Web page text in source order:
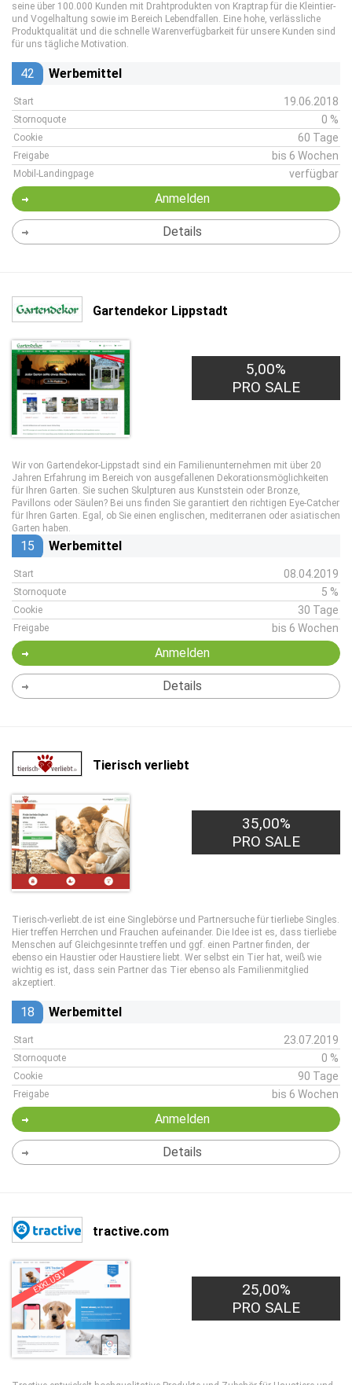
seine über 100.000 Kunden mit Drahtprodukten von Kraptrap für die Kleintier-
und Vogelhaltung sowie im Bereich Lebendfallen. Eine hohe, verlässliche
Produktqualität und die schnelle Warenverfügbarkeit für unsere Kunden sind
für uns tägliche Motivation.
42 Werbemittel
Start 19.06.2018
Stornoquote 0 %
Cookie 60 Tage
Freigabe bis 6 Wochen
Mobil-Landingpage verfügbar
Anmelden
Details
Gartendekor Lippstadt
5,00%
PRO SALE
Wir von Gartendekor-Lippstadt sind ein Familienunternehmen mit über 20
Jahren Erfahrung im Bereich von ausgefallenen Dekorationsmöglichkeiten
für Ihren Garten. Sie suchen Skulpturen aus Kunststein oder Bronze,
Pavillons oder Säulen? Bei uns finden Sie garantiert den richtigen Eye-Catcher
für Ihren Garten. Egal, ob Sie einen englischen, mediterranen oder asiatischen
Garten haben.
15 Werbemittel
Start 08.04.2019
Stornoquote 5 %
Cookie 30 Tage
Freigabe bis 6 Wochen
Anmelden
Details
Tierisch verliebt
0,50€
PRO LEAD
35,00%
PRO SALE
Tierisch-verliebt.de ist eine Singlebörse und Partnersuche für tierliebe Singles.
Hier treffen Herrchen und Frauchen aufeinander. Die Idee ist es, dass tierliebe
Menschen auf Gleichgesinnte treffen und ggf. einen Partner finden, der
ebenso ein Haustier oder Haustiere liebt. Wer selbst ein Tier hat, weiß wie
wichtig es ist, dass sein Partner das Tier ebenso als Familienmitglied
akzeptiert.
18 Werbemittel
Start 23.07.2019
Stornoquote 0 %
Cookie 90 Tage
Freigabe bis 6 Wochen
Anmelden
Details
tractive.com
EXKLUSIV
25,00%
PRO SALE